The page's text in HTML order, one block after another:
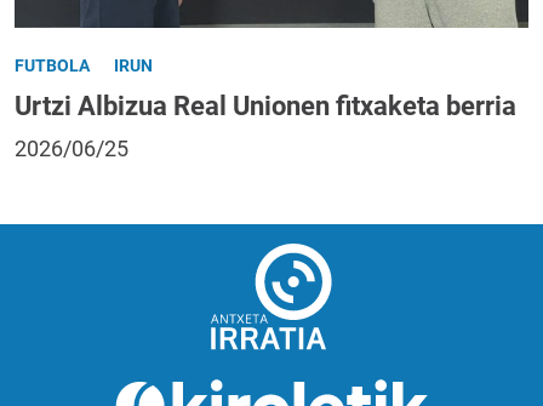
FUTBOLA IRUN
Urtzi Albizua Real Unionen fitxaketa berria
2026/06/25